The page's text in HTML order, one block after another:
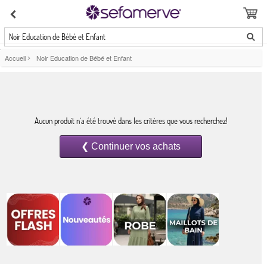
Noir Education de Bébé et Enfant
Accueil > Noir Education de Bébé et Enfant
Aucun produit n`a été trouvé dans les critères que vous recherchez!